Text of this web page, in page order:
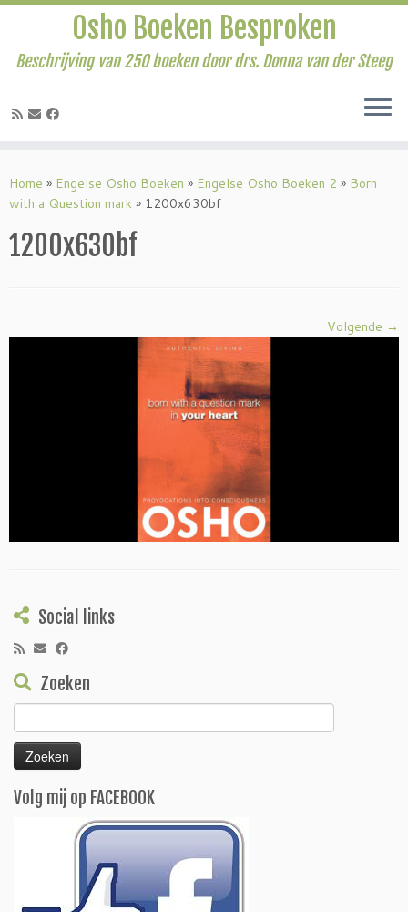
naar
inhoud
Osho Boeken Besproken
Beschrijving van 250 boeken door drs. Donna van der Steeg
Home » Engelse Osho Boeken » Engelse Osho Boeken 2 » Born
with a Question mark » 1200x630bf
1200x630bf
Volgende →
Social links
Zoeken
Zoeken
naar:
Volg mij op FACEBOOK